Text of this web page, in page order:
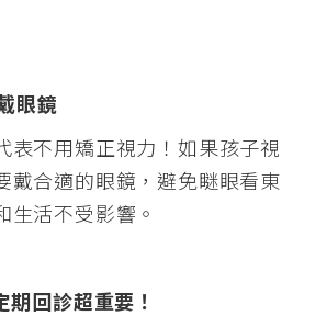
眼鏡
表不用矯正視力！如果孩子視
戴合適的眼鏡，避免瞇眼看東
生活不受影響。
回診超重要！